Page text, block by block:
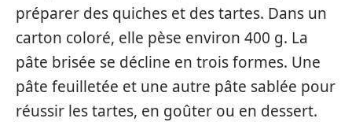
préparer des quiches et des tartes. Dans un
carton coloré, elle pèse environ 400 g. La
pâte brisée se décline en trois formes. Une
pâte feuilletée et une autre pâte sablée pour
réussir les tartes, en goûter ou en dessert.